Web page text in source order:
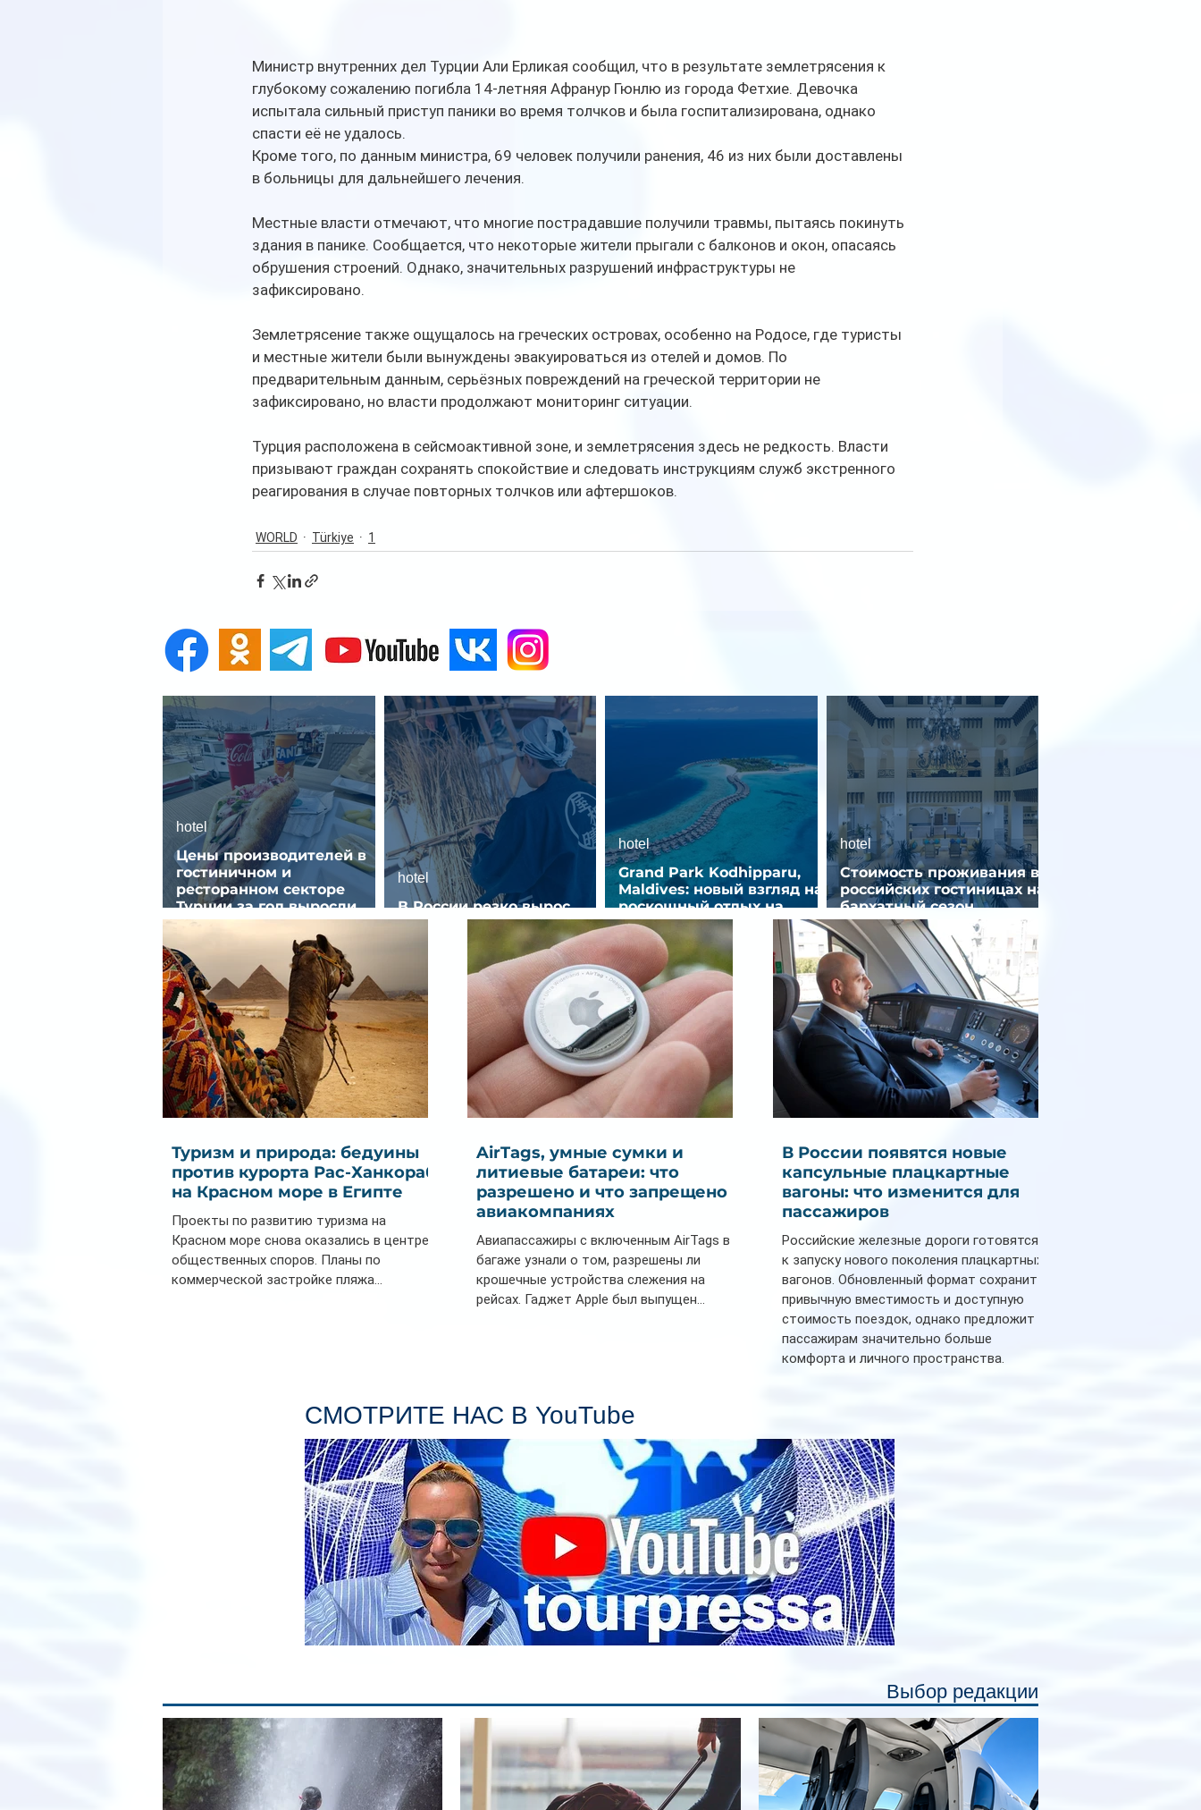
Министр внутренних дел Турции Али Ерликая сообщил, что в результате землетрясения к
глубокому сожалению погибла 14-летняя Афранур Гюнлю из города Фетхие. Девочка
испытала сильный приступ паники во время толчков и была госпитализирована, однако
спасти её не удалось.
Кроме того, по данным министра, 69 человек получили ранения, 46 из них были доставлены
в больницы для дальнейшего лечения.
Местные власти отмечают, что многие пострадавшие получили травмы, пытаясь покинуть
здания в панике. Сообщается, что некоторые жители прыгали с балконов и окон, опасаясь
обрушения строений. Однако, значительных разрушений инфраструктуры не
зафиксировано.
Землетрясение также ощущалось на греческих островах, особенно на Родосе, где туристы
и местные жители были вынуждены эвакуироваться из отелей и домов. По
предварительным данным, серьёзных повреждений на греческой территории не
зафиксировано, но власти продолжают мониторинг ситуации.
Турция расположена в сейсмоактивной зоне, и землетрясения здесь не редкость. Власти
призывают граждан сохранять спокойствие и следовать инструкциям служб экстренного
реагирования в случае повторных толчков или афтершоков.
WORLD Türkiye 1
Цены производителей в
гостиничном и
ресторанном секторе
Турции за год выросли
почти на 32%
hotel
В России резко вырос
спрос на отели без звезд
hotel
Grand Park Kodhipparu,
Maldives: новый взгляд на
роскошный отдых на
Мальдивах
hotel
Стоимость проживания в
российских гостиницах на
бархатный сезон
снизилась на 9%
hotel
Туризм и природа: бедуины
против курорта Рас-Ханкораб
на Красном море в Египте
Проекты по развитию туризма на
Красном море снова оказались в центре
общественных споров. Планы по
коммерческой застройке пляжа...
AirTags, умные сумки и
литиевые батареи: что
разрешено и что запрещено в
авиакомпаниях
Авиапассажиры с включенным AirTags в
багаже узнали о том, разрешены ли
крошечные устройства слежения на
рейсах. Гаджет Apple был выпущен...
В России появятся новые
капсульные плацкартные
вагоны: что изменится для
пассажиров
Российские железные дороги готовятся
к запуску нового поколения плацкартных
вагонов. Обновленный формат сохранит
привычную вместимость и доступную
стоимость поездок, однако предложит
пассажирам значительно больше
комфорта и личного пространства.
индивидуальные шторки у каждого
спального места. Они позволят
пассажирам закрыть свою полку во
время сна или отдыха, создав ощуще
СМОТРИТЕ НАС В YouTube
Выбор редакции